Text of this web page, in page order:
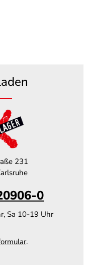
231
0
Sa 10-19 Uhr
.